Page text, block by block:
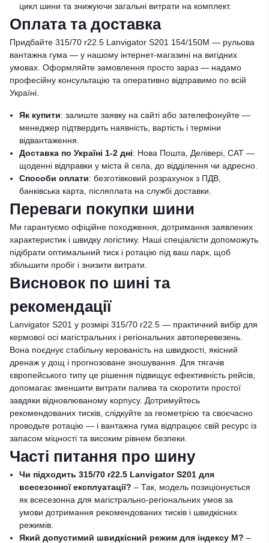
цикл шини та знижуючи загальні витрати на комплект.
Оплата та доставка
Придбайте 315/70 r22.5 Lanvigator S201 154/150M — рульова
вантажна гума — у нашому інтернет-магазині на вигідних
умовах. Оформляйте замовлення просто зараз — надамо
професійну консультацію та оперативно відправимо по всій
Україні.
Як купити: залиште заявку на сайті або зателефонуйте —
менеджер підтвердить наявність, вартість і терміни
відвантаження.
Доставка по Україні 1-2 дні: Нова Пошта, Делівері, САТ —
щоденні відправки у міста й села, до відділення чи адресно.
Способи оплати: безготівковий розрахунок з ПДВ,
банківська карта, післяплата на службі доставки.
Переваги покупки шини
Ми гарантуємо офіційне походження, дотримання заявлених
характеристик і швидку логістику. Наші спеціалісти допоможуть
підібрати оптимальний тиск і ротацію під ваш парк, щоб
збільшити пробіг і знизити витрати.
Висновок по шині та
рекомендації
Lanvigator S201 у розмірі 315/70 r22.5 — практичний вибір для
кермової осі магістральних і регіональних автоперевезень.
Вона поєднує стабільну керованість на швидкості, якісний
дренаж у дощ і прогнозоване зношування. Для тягачів
європейського типу це рішення підвищує ефективність рейсів,
допомагає зменшити витрати палива та скоротити простої
завдяки відновлюваному корпусу. Дотримуйтесь
рекомендованих тисків, слідкуйте за геометрією та своєчасно
проводьте ротацію — і вантажна гума відпрацює свій ресурс із
запасом міцності та високим рівнем безпеки.
Часті питання про шину
Чи підходить 315/70 r22.5 Lanvigator S201 для
всесезонної експлуатації? – Так, модель позиціонується
як всесезонна для магістрально-регіональних умов за
умови дотримання рекомендованих тисків і швидкісних
режимів.
Який допустимий швидкісний режим для індексу M? –